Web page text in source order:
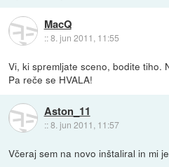
MacQ
::8. jun 2011, 11:55
Vi, ki spremljate sceno, bodite tiho.
Pa reče se HVALA!
Aston_11
::8. jun 2011, 11:57
Včeraj sem na novo inštaliral in mi